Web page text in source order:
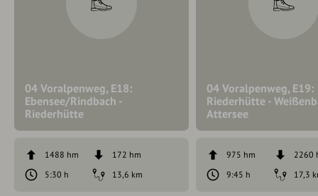
04 Voralpenweg, E18:
Ebensee/Rindbach -
Riederhütte
1488 hm
172 hm
5:30 h
13,6 km
04 Voralpenweg, E19:
Riederhütte -
Attersee
975 hm
2260
9:45 h
17,3